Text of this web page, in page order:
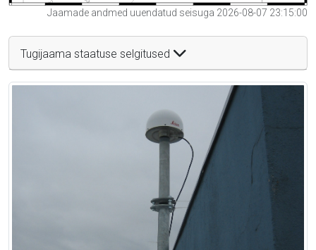
Jaamade andmed uuendatud seisuga 2026-08-07 23:15:00
Tugijaama staatuse selgitused